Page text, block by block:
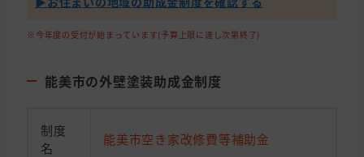
※今年度の受付が始まっています(予算上限に達し次第終了)
能美市の外壁塗装助成金制度
制度
名
能美市空き家改修費等補助金